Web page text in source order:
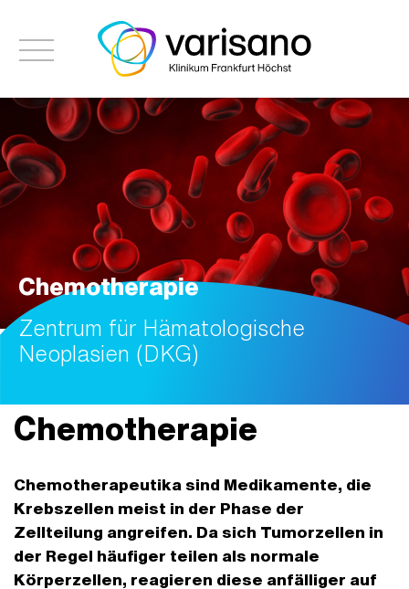
Chemotherapie
Zentrum für Hämatologische
Neoplasien (DKG)
Chemotherapie
Chemotherapeutika sind Medikamente, die
Krebszellen meist in der Phase der
Zellteilung angreifen. Da sich Tumorzellen in
der Regel häufiger teilen als normale
Körperzellen, reagieren diese anfälliger auf